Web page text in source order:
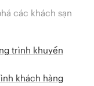
các khách sạn
trình khuyến
khách hàng